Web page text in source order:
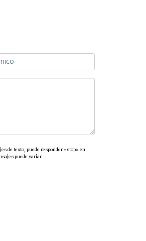
de texto, puede responder «stop» en
puede variar.